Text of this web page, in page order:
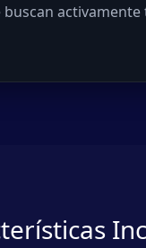
buscan activamente